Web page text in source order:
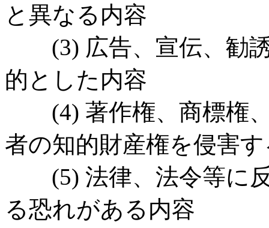
と異なる内容
(3) 広告、宣伝、勧誘
的とした内容
(4) 著作権、商標権、
者の知的財産権を侵害
(5) 法律、法令等に反
る恐れがある内容